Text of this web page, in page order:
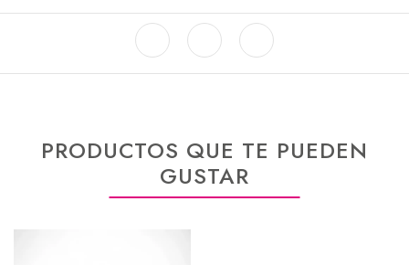
PRODUCTOS QUE TE PUEDEN
GUSTAR